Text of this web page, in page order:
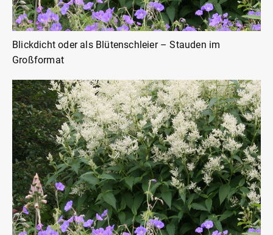
Blickdicht oder als Blütenschleier – Stauden im
Großformat